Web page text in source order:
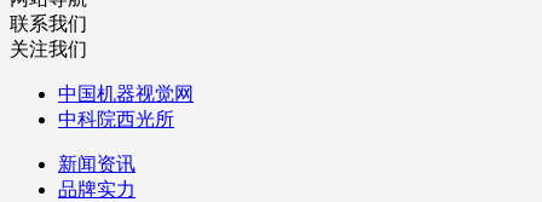
联系我们
关注我们
中国机器视觉网
中科院西光所
新闻资讯
品牌实力